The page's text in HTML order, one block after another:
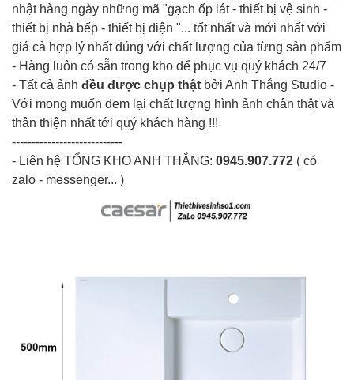
nhật hàng ngày những mã "gạch ốp lát - thiết bị vệ sinh -
thiết bị nhà bếp - thiết bị điện "... tốt nhất và mới nhất với
giá cả hợp lý nhất đúng với chất lượng của từng sản phẩm
- Hàng luôn có sẵn trong kho để phục vụ quý khách 24/7
- Tất cả ảnh đều được chụp thật bởi Anh Thắng Studio -
Với mong muốn đem lại chất lượng hình ảnh chân thật và
thân thiện nhất tới quý khách hàng !!!
----------------------------
- Liên hệ TỔNG KHO ANH THẮNG: 0945.907.772 ( có
zalo - messenger... )